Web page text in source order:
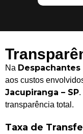
Na Despachantes
aos custos
Jacupiranga – SP.
transparência total.
Taxa de